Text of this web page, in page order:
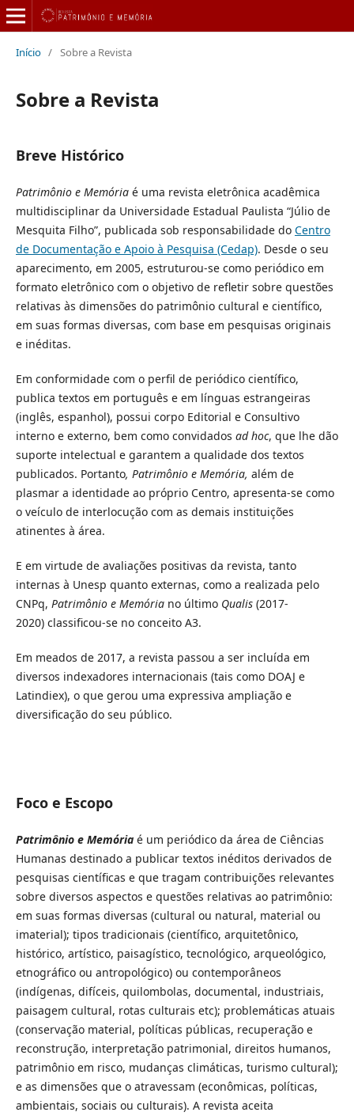
Início / Sobre a Revista
Sobre a Revista
Breve Histórico
Patrimônio e Memóriaé uma revista eletrônica acadêmica
multidisciplinar da Universidade Estadual Paulista “Júlio de
Mesquita Filho”, publicada sob responsabilidade do Centro
de Documentação e Apoio à Pesquisa (Cedap). Desde o seu
aparecimento, em 2005, estruturou-se como periódico em
formato eletrônico com o objetivo de refletir sobre questões
relativas às dimensões do patrimônio cultural e científico,
em suas formas diversas, com base em pesquisas originais
e inéditas.
Em conformidade com o perfil de periódico científico,
publica textos em português e em línguas estrangeiras
(inglês, espanhol), possui corpo Editorial e Consultivo
interno e externo, bem como convidados ad hoc, que lhe dão
suporte intelectual e garantem a qualidade dos textos
publicados. Portanto, Patrimônio e Memória, além de
plasmar a identidade ao próprio Centro, apresenta-se como
o veículo de interlocução com as demais instituições
atinentes à área.
E em virtude de avaliações positivas da revista, tanto
internas à Unesp quanto externas, como a realizada pelo
CNPq, Patrimônio e Memória no último Qualis(2017-
2020) classificou-se no conceito A3.
Em meados de 2017, a revista passou a ser incluída em
diversos indexadores internacionais (tais como DOAJ e
Latindiex), o que gerou uma expressiva ampliação e
diversificação do seu público.
Foco e Escopo
Patrimônio e Memóriaé um periódico da área de Ciências
Humanas destinado a publicar textos inéditos derivados de
pesquisas científicas e que tragam contribuições relevantes
sobre diversos aspectos e questões relativas ao patrimônio:
em suas formas diversas (cultural ou natural, material ou
imaterial); tipos tradicionais (científico, arquitetônico,
histórico, artístico, paisagístico, tecnológico, arqueológico,
etnográfico ou antropológico) ou contemporâneos
(indígenas, difíceis, quilombolas, documental, industriais,
paisagem cultural, rotas culturais etc); problemáticas atuais
(conservação material, políticas públicas, recuperação e
reconstrução, interpretação patrimonial, direitos humanos,
patrimônio em risco, mudanças climáticas, turismo cultural);
e as dimensões que o atravessam (econômicas, políticas,
ambientais, sociais ou culturais). A revista aceita